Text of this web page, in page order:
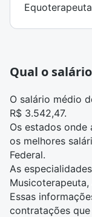
Qual o
O salário médio
R$ 3.542,47.
Os estados
os melhores
Federal.
As
Essas
contratações